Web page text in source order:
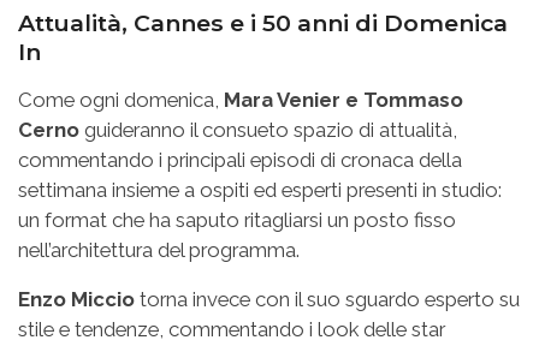
Attualità, Cannes e i 50 anni di Domenica
In
Come ogni domenica, Mara Venier e Tommaso
Cerno guideranno il consueto spazio di attualità,
commentando i principali episodi di cronaca della
settimana insieme a ospiti ed esperti presenti in studio:
un format che ha saputo ritagliarsi un posto fisso
nell’architettura del programma.
Enzo Miccio torna invece con il suo sguardo esperto su
stile e tendenze, commentando i look delle star